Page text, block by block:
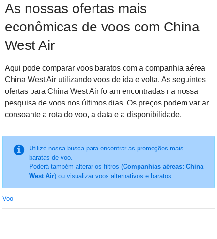
As nossas ofertas mais
econômicas de voos com China
West Air
Aqui pode comparar voos baratos com a companhia aérea
China West Air utilizando voos de ida e volta. As seguintes
ofertas para China West Air foram encontradas na nossa
pesquisa de voos nos últimos dias. Os preços podem variar
consoante a rota do voo, a data e a disponibilidade.
Utilize nossa busca para encontrar as promoções mais
baratas de voo.
Poderá também alterar os filtros (Companhias aéreas: China
West Air) ou visualizar voos alternativos e baratos.
Voo